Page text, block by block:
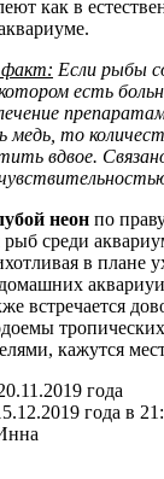
как в
Если рыбы
есть
медь, то
вдвое.
неон по
среди
в плане
встречается
кажутся
года
года в